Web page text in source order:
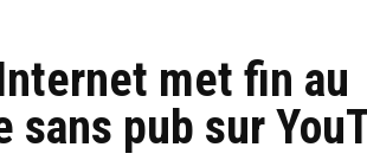
met fin au
sans pub sur